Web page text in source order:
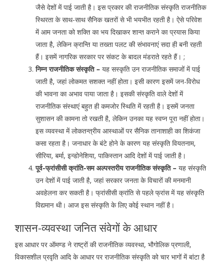
जैसे देशों में पाई जाती है। इस प्रकार की राजनीतिक संस्कृति राजनीतिक
स्थिरता के साथ-साथ सैनिक खतरों से भी भयभीत रहती है। ऐसे परिवेश
में आम जनता को शक्ति का भय दिखाकर शान्त कराने का प्रयास किया
जाता है, लेकिन क्रान्ति या तख्ता पलट की संभावनाएं सदा ही बनी रहती
हैं। इसमें नागरिक सरकार पर संकट के बादल मंडराते रहते हैं। ;
निम्न राजनीतिक संस्कृति – यह सस्कृति उन राजनीतिक समाजों में पाई
जाती है, जहां लोकमत सशक्त नहीं होता। इसी कारण इसमें जन-विरोध
की भावना का अभाव पाया जाता है। इसकी संस्कृति वाले देशों में
राजनीतिक संस्थाएं बहुत ही कमजोर स्थिति में रहती है। इसमें जनता
सुशासन की कामना तो रखती है, लेकिन उनका यह स्वप्न पूरा नहीं होता।
इस व्यवस्था में लोकतन्त्रीय आस्थाओं पर सैनिक तानाशाही का शिकंजा
कसा रहता है। जनाधार के बंटे होने के कारण यह संस्कृति वियतनाम,
सीरिया, बर्मा, इन्डोनेशिया, पाकिस्तान आदि देशों में पाई जाती है।
पूर्व-फ्रांसीसी क्रांति-सम अल्पस्तरीय राजनीतिक संस्कृति – यह संस्कृति
उन देशों में पाई जाती है, जहां सरकार जनता के विचारों की मनमानी
अवहेलना कर सकती है। फ्रांसीसी क्रांति से पहले फ्रांस में यह संस्कृति
विद्यमान थी। आज इस संस्कृति के लिए कोई स्थान नहीं है।
शासन-व्यवस्था जनित संवेगों के आधार
इस आधार पर ऑमण्ड ने राष्ट्रों की राजनीतिक व्यवस्था, भौगोलिक प्रणाली,
विकासशील प्रवृति आदि के आधार पर राजनीतिक संस्कृति को चार भागों में बांटा है